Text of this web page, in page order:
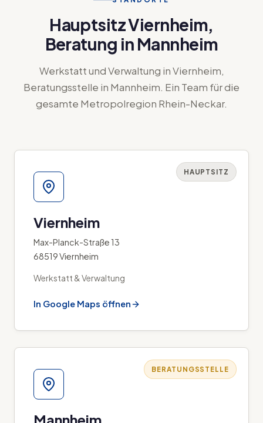
Hauptsitz Viernheim,
Beratung in Mannheim
Werkstatt und Verwaltung in Viernheim,
Beratungsstelle in Mannheim. Ein Team für die
gesamte Metropolregion Rhein-Neckar.
HAUPTSITZ
Viernheim
Max-Planck-Straße 13
68519 Viernheim
Werkstatt & Verwaltung
In Google Maps öffnen
BERATUNGSSTELLE
Mannheim